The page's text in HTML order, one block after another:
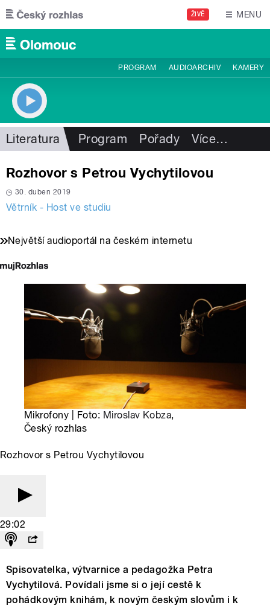
Přejít k hlavnímu obsahu
ŽIVĚ MENU
PROGRAM AUDIOARCHIV KAMERY
Literatura Program Pořady Více…
Rozhovor s Petrou Vychytilovou
30. duben 2019
Větrník - Host ve studiu
Největší audioportál na českém internetu
Mikrofony | Foto: Miroslav Kobza,
Český rozhlas
Rozhovor s Petrou Vychytilovou
29:02
Spisovatelka, výtvarnice a pedagožka Petra
Vychytilová. Povídali jsme si o její cestě k
pohádkovým knihám, k novým českým slovům i k